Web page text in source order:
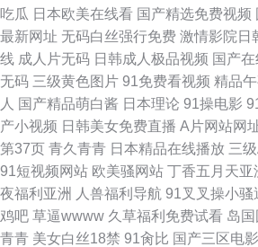
吃瓜 日本欧美在线看 国产精选免费视频
最新网址 无码白丝强行免费 激情影院日
线 成人片无码 日韩成人极品视频 国产
无码 三级黄色图片 91免费看视频 精品
人 国产精品萌白酱 日本理论 91操电影
产小视频 日韩美女免费直播 A片网站网
第37页 青久青青 日本精品在线播放 三
91短视频网站 欧美骚网站 丁香五月天亚
夜福利亚洲
人兽福利导航 91叉叉操小骚
鸡吧 草逼wwww 久草福利免费试看 岛
青青 美女白丝18禁 91肏比 国产三区电影